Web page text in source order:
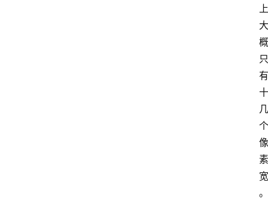
上
大
概
只
有
十
几
个
像
素
宽
。